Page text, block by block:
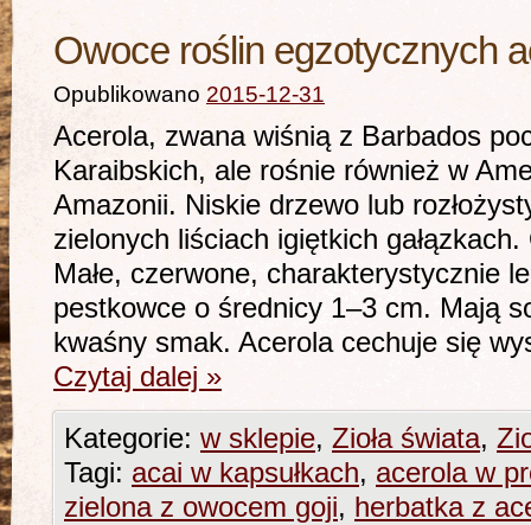
Owoce roślin egzotycznych
Opublikowano 2015-12-31
Acerola, zwana wiśnią z Barbados
Karaibskich, ale rośnie również w
Amazonii. Niskie drzewo lub
zielonych liściach igiętkich
Małe, czerwone, charakterystycznie
pestkowce o średnicy 1–3 cm. Mają
kwaśny smak. Acerola cechuje się
Czytaj dalej »
Kategorie: w sklepie, Zioła świata,
Tagi: acai w kapsułkach, acerola w
zielona z owocem goji, herbatka z